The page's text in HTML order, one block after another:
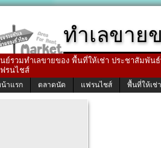
ทำเลขาย
ย์รวมทำเลขายของ พื้นที่ให้เช่า ประชาสัมพัน
รนไชส์
าแรก ตลาดนัด แฟรนไชส์ พื้นที่ให้เช่า